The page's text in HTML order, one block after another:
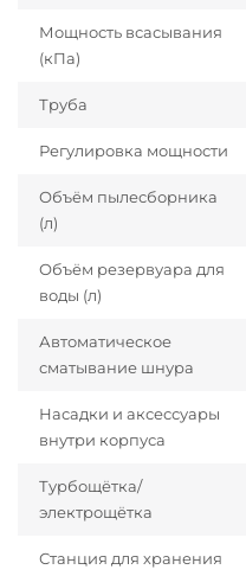
Мощность всасывания
(кПа)
Труба
Регулировка мощности
Объём пылесборника
(л)
Объём резервуара для
воды (л)
Автоматическое
сматывание шнура
Насадки и аксессуары
внутри корпуса
Турбощётка/
электрощётка
Станция для хранения